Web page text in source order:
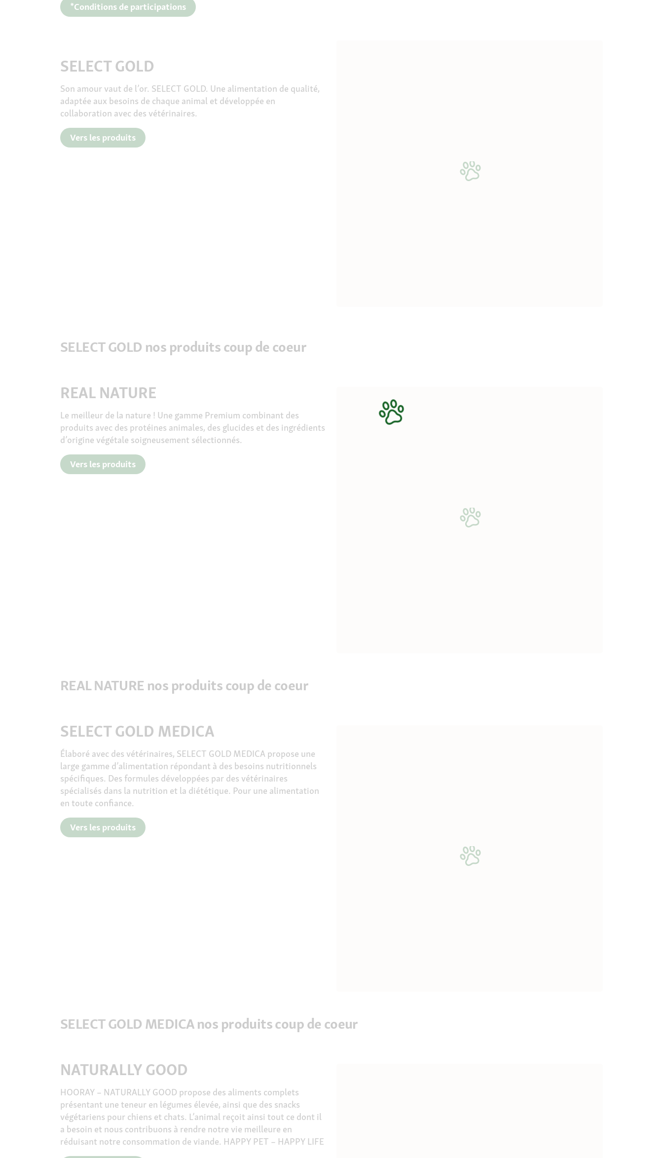
*Conditions de participations
SELECT GOLD
Son amour vaut de l’or. SELECT GOLD. Une alimentation de qualité,
adaptée aux besoins de chaque animal et développée en
collaboration avec des vétérinaires.
Vers les produits
SELECT GOLD nos produits coup de coeur
REAL NATURE
Le meilleur de la nature ! Une gamme Premium combinant des
produits avec des protéines animales, des glucides et des ingrédients
d’origine végétale soigneusement sélectionnés.
Vers les produits
REAL NATURE nos produits coup de coeur
SELECT GOLD MEDICA
Élaboré avec des vétérinaires, SELECT GOLD MEDICA propose une
large gamme d’alimentation répondant à des besoins nutritionnels
spécifiques. Des formules développées par des vétérinaires
spécialisés dans la nutrition et la diététique. Pour une alimentation
en toute confiance.
Vers les produits
SELECT GOLD MEDICA nos produits coup de coeur
NATURALLY GOOD
HOORAY – NATURALLY GOOD propose des aliments complets
présentant une teneur en légumes élevée, ainsi que des snacks
végétariens pour chiens et chats. L’animal reçoit ainsi tout ce dont il
a besoin et nous contribuons à rendre notre vie meilleure en
réduisant notre consommation de viande. HAPPY PET – HAPPY LIFE